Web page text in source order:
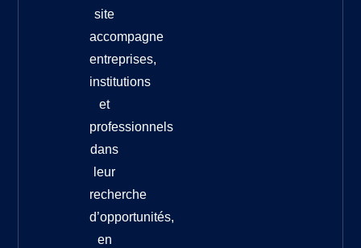
site
accompagne
entreprises,
institutions
et
professionnels
dans
leur
recherche
d’opportunités,
en